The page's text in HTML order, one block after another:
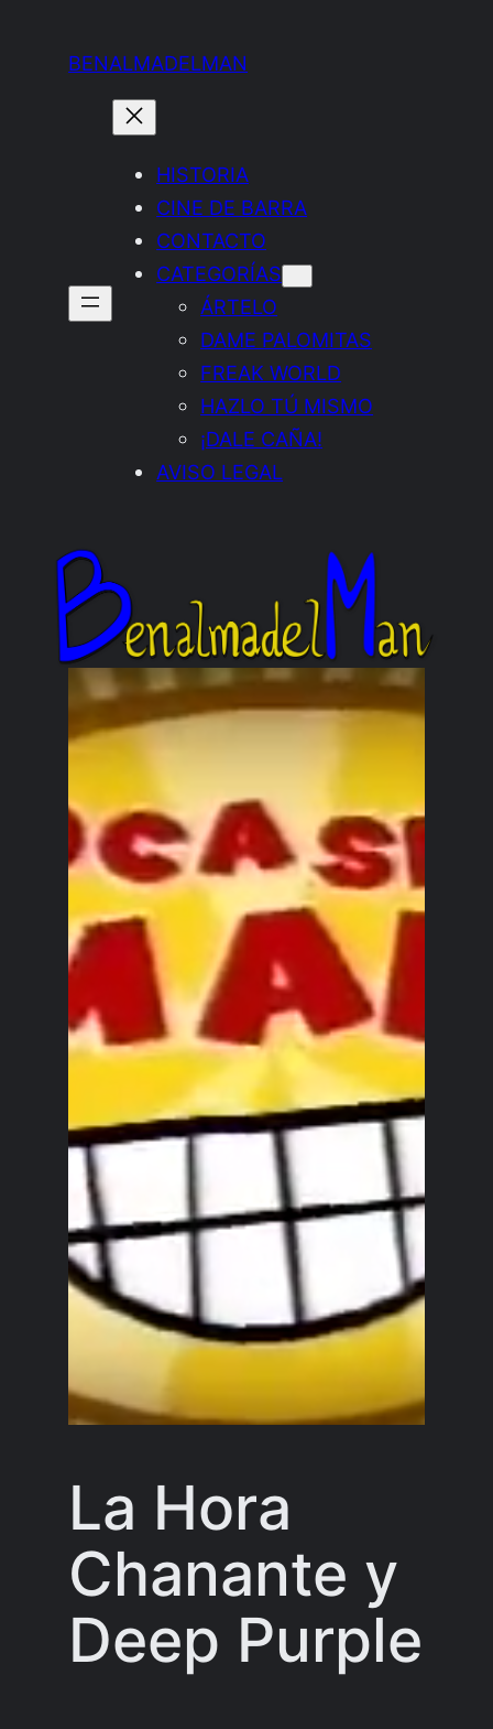
BENALMADELMAN
HISTORIA
CINE DE BARRA
CONTACTO
CATEGORÍAS
ÁRTELO
DAME PALOMITAS
FREAK WORLD
HAZLO TÚ MISMO
¡DALE CAÑA!
AVISO LEGAL
La Hora
Chanante y
Deep Purple